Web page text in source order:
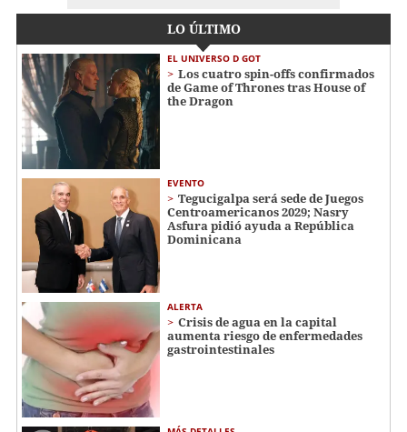
LO ÚLTIMO
EL UNIVERSO D GOT
Los cuatro spin-offs confirmados
de Game of Thrones tras House of
the Dragon
EVENTO
Tegucigalpa será sede de Juegos
Centroamericanos 2029; Nasry
Asfura pidió ayuda a República
Dominicana
ALERTA
Crisis de agua en la capital
aumenta riesgo de enfermedades
gastrointestinales